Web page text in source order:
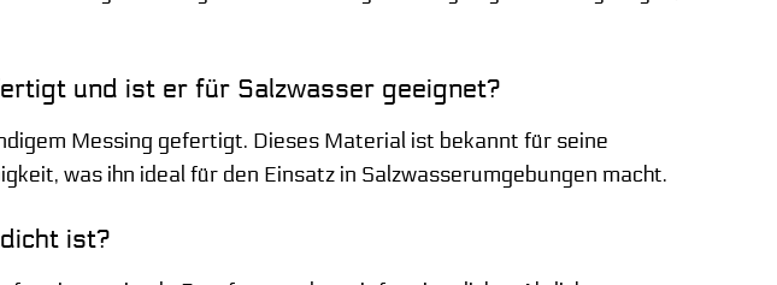
und ist er für Salzwasser geeignet?
Messing gefertigt. Dieses Material ist bekannt für seine
was ihn ideal für den Einsatz in Salzwasserumgebungen macht.
ist?